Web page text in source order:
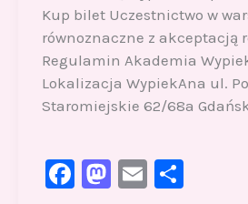
Kup bilet Uczestnictwo w
równoznaczne z akceptacją
Regulamin Akademia
Lokalizacja WypiekAna ul.
Staromiejskie 62/68a
F
M E S